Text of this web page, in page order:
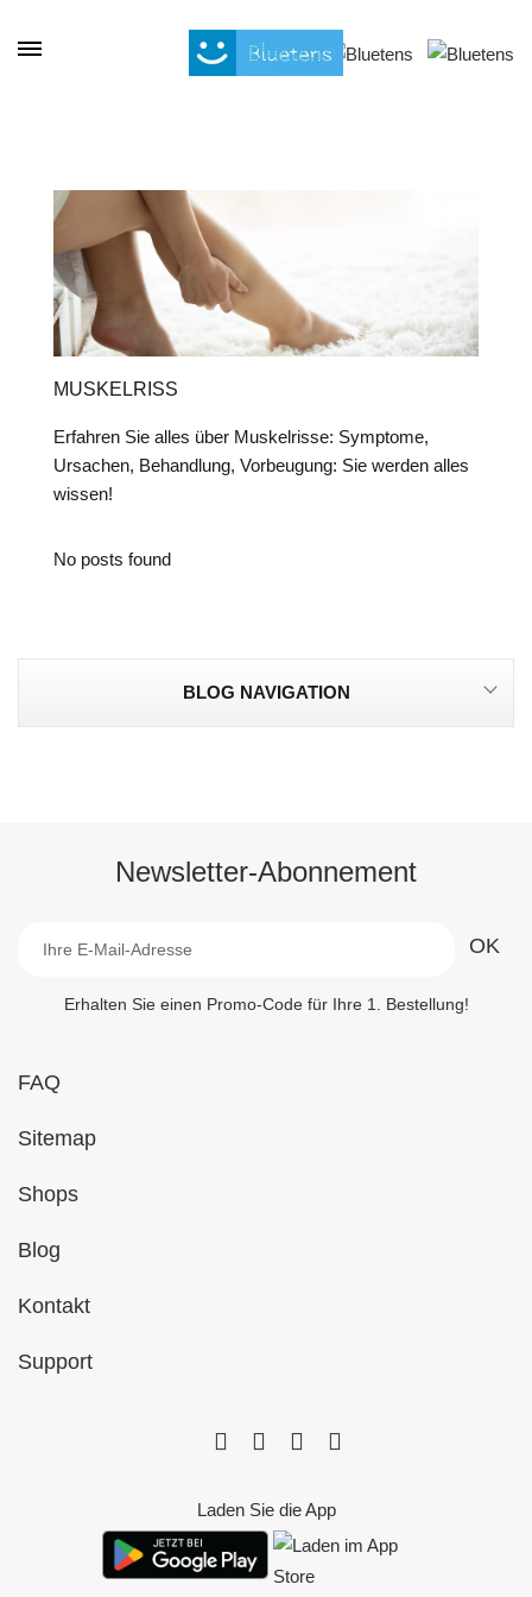
MUSKELRISS
Erfahren Sie alles über Muskelrisse: Symptome,
Ursachen, Behandlung, Vorbeugung: Sie werden alles
wissen!
No posts found
BLOG NAVIGATION
Newsletter-Abonnement
Erhalten Sie einen Promo-Code für Ihre 1. Bestellung!
FAQ
Sitemap
Shops
Blog
Kontakt
Support
Laden Sie die App